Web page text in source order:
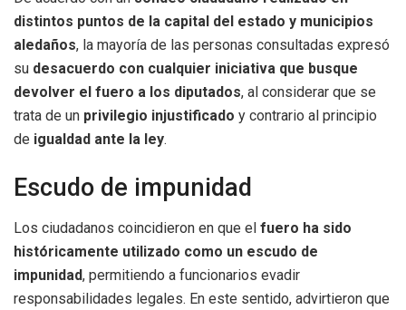
distintos puntos de la capital del estado y municipios
aledaños, la mayoría de las personas consultadas expresó
su desacuerdo con cualquier iniciativa que busque
devolver el fuero a los diputados, al considerar que se
trata de un privilegio injustificado y contrario al principio
de igualdad ante la ley.
Escudo de impunidad
Los ciudadanos coincidieron en que el fuero ha sido
históricamente utilizado como un escudo de
impunidad, permitiendo a funcionarios evadir
responsabilidades legales. En este sentido, advirtieron que